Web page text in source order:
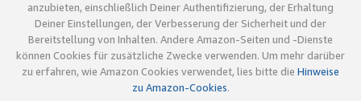
anzubieten, einschließlich Deiner Authentifizierung, der Erhaltung
Deiner Einstellungen, der Verbesserung der Sicherheit und der
Bereitstellung von Inhalten. Andere Amazon-Seiten und -Dienste
können Cookies für zusätzliche Zwecke verwenden. Um mehr darüber
zu erfahren, wie Amazon Cookies verwendet, lies bitte die Hinweise
zu Amazon-Cookies.